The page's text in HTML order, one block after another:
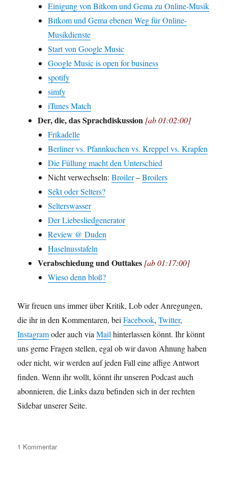
Einigung von Bitkom und Gema zu Online-Musik
Bitkom und Gema ebenen Weg für Online-
Musikdienste
Start von Google Music
Google Music is open for business
spotify
simfy
iTunes Match
Der, die, das Sprachdiskussion [ab 01:02:00]
Frikadelle
Berliner vs. Pfannkuchen vs. Kreppel vs. Krapfen
Die Füllung macht den Unterschied
Nicht verwechseln:Broiler–Broilers
Sekt oder Selters?
Selterswasser
Der Liebesliedgenerator
Review @ Duden
Haselnusstafeln
Verabschiedung und Outtakes [ab 01:17:00]
Wieso denn bloß?
Wir freuen uns immer über Kritik, Lob oder Anregungen,
die ihr in den Kommentaren, beiFacebook,Twitter,
Instagramoder auch viaMail hinterlassen könnt. Ihr könnt
uns gerne Fragen stellen, egal ob wir davon Ahnung haben
oder nicht, wir werden auf jeden Fall eine affige Antwort
finden. Wenn ihr wollt, könnt ihr unseren Podcast auch
abonnieren, die Links dazu befinden sich in der rechten
Sidebar unserer Seite.
1 Kommentarzu